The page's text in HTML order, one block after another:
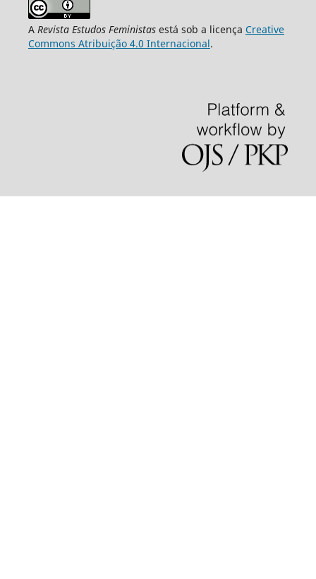
A Revista Estudos Feministasestá sob a licença Creative
Commons Atribuição 4.0 Internacional.